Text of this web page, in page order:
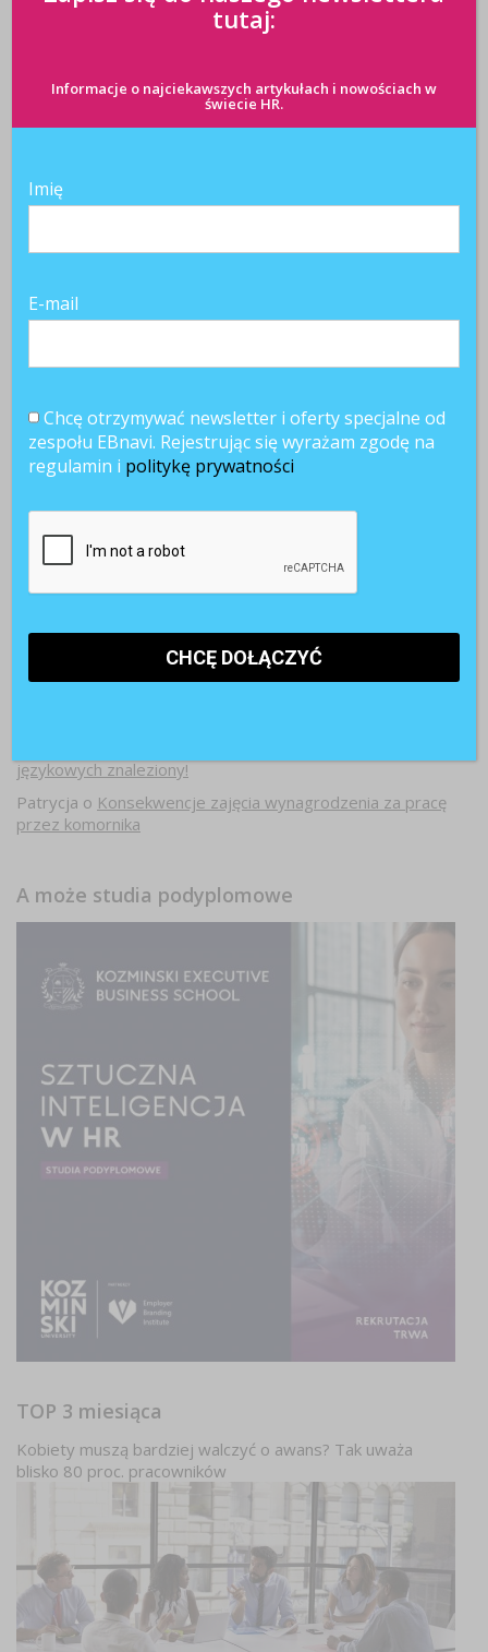
Pracownicy 45+. Czy firmy są gotowe na starzejące się
inteligencji
Najnowsze komentarze
językowych znaleziony!
Patrycja o Konsekwencje zajęcia wynagrodzenia za pracę
przez komornika
A może studia podyplomowe
TOP 3 miesiąca
Kobiety muszą bardziej walczyć o awans? Tak uważa
blisko 80 proc. pracowników
tutaj:
Informacje o najciekawszych artykułach i nowościach w
świecie HR.
Imię
E-mail
Chcę otrzymywać newsletter i oferty specjalne od
zespołu EBnavi. Rejestrując się wyrażam zgodę na
regulamin i politykę prywatności